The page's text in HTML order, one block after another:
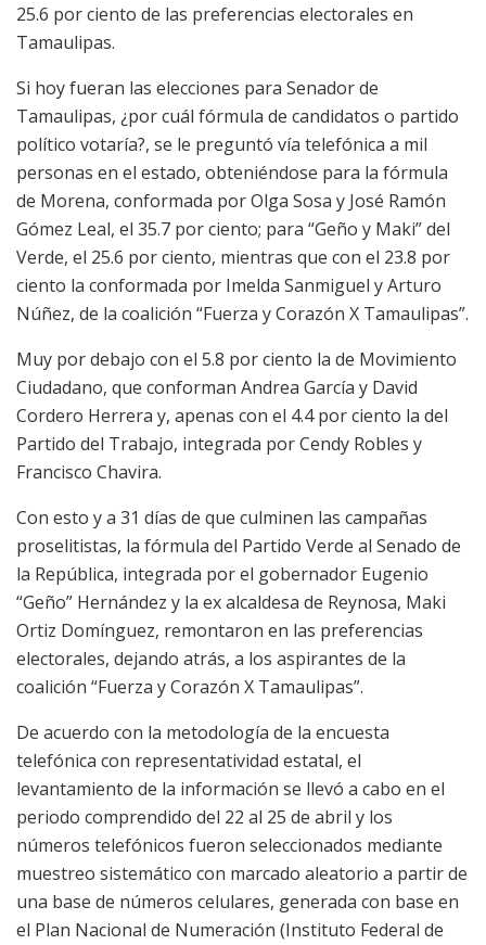
25.6 por ciento de las preferencias electorales en
Tamaulipas.
Si hoy fueran las elecciones para Senador de
Tamaulipas, ¿por cuál fórmula de candidatos o partido
político votaría?, se le preguntó vía telefónica a mil
personas en el estado, obteniéndose para la fórmula
de Morena, conformada por Olga Sosa y José Ramón
Gómez Leal, el 35.7 por ciento; para “Geño y Maki” del
Verde, el 25.6 por ciento, mientras que con el 23.8 por
ciento la conformada por Imelda Sanmiguel y Arturo
Núñez, de la coalición “Fuerza y Corazón X Tamaulipas”.
Muy por debajo con el 5.8 por ciento la de Movimiento
Ciudadano, que conforman Andrea García y David
Cordero Herrera y, apenas con el 4.4 por ciento la del
Partido del Trabajo, integrada por Cendy Robles y
Francisco Chavira.
Con esto y a 31 días de que culminen las campañas
proselitistas, la fórmula del Partido Verde al Senado de
la República, integrada por el gobernador Eugenio
“Geño” Hernández y la ex alcaldesa de Reynosa, Maki
Ortiz Domínguez, remontaron en las preferencias
electorales, dejando atrás, a los aspirantes de la
coalición “Fuerza y Corazón X Tamaulipas”.
De acuerdo con la metodología de la encuesta
telefónica con representatividad estatal, el
levantamiento de la información se llevó a cabo en el
periodo comprendido del 22 al 25 de abril y los
números telefónicos fueron seleccionados mediante
muestreo sistemático con marcado aleatorio a partir de
una base de números celulares, generada con base en
el Plan Nacional de Numeración (Instituto Federal de